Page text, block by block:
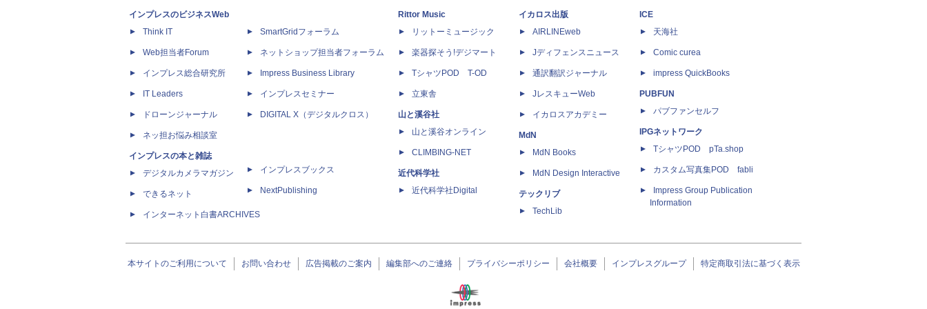
インプレスのビジネスWeb
Think IT
Web担当者Forum
インプレス総合研究所
IT Leaders
ドローンジャーナル
ネッ担お悩み相談室
インプレスの本と雑誌
デジタルカメラマガジン
できるネット
インターネット白書ARCHIVES
SmartGridフォーラム
ネットショップ担当者フォーラム
Impress Business Library
インプレスセミナー
DIGITAL X（デジタルクロス）
インプレスブックス
NextPublishing
Rittor Music
リットーミュージック
楽器探そう!デジマート
TシャツPOD T-OD
立東舎
山と溪谷社
山と溪谷オンライン
CLIMBING-NET
近代科学社
近代科学社Digital
イカロス出版
AIRLINEweb
Jディフェンスニュース
通訳翻訳ジャーナル
JレスキューWeb
イカロスアカデミー
MdN
MdN Books
MdN Design Interactive
テックリブ
TechLib
ICE
天海社
Comic curea
impress QuickBooks
PUBFUN
パブファンセルフ
IPGネットワーク
TシャツPOD pTa.shop
カスタム写真集POD fabli
Impress Group Publication
Information
本サイトのご利用について お問い合わせ 広告掲載のご案内 編集部へのご連絡 プライバシーポリシー 会社概要 インプレスグループ 特定商取引法に基づく表示